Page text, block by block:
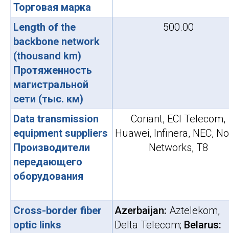
Торговая марка
Length of the
backbone network
(thousand km)
Протяженность
магистральной
сети (тыс. км)
500.00
Data transmission
equipment suppliers
Производители
передающего
оборудования
Coriant, ECI Telecom,
Huawei, Infinera, NEC,
Networks, Т8
Сross-border fiber
optic links
Azerbaijan: Aztelekom,
Delta Telecom; Belarus: